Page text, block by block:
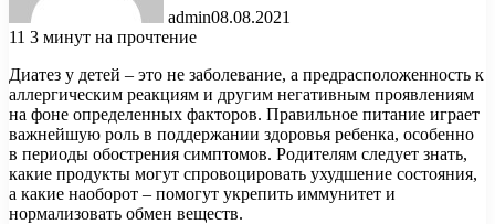
admin08.08.2021
11 3 минут на прочтение
Диатез у детей – это не заболевание, а предрасположенность к
аллергическим реакциям и другим негативным проявлениям
на фоне определенных факторов. Правильное питание играет
важнейшую роль в поддержании здоровья ребенка, особенно
в периоды обострения симптомов. Родителям следует знать,
какие продукты могут спровоцировать ухудшение состояния,
а какие наоборот – помогут укрепить иммунитет и
нормализовать обмен веществ.